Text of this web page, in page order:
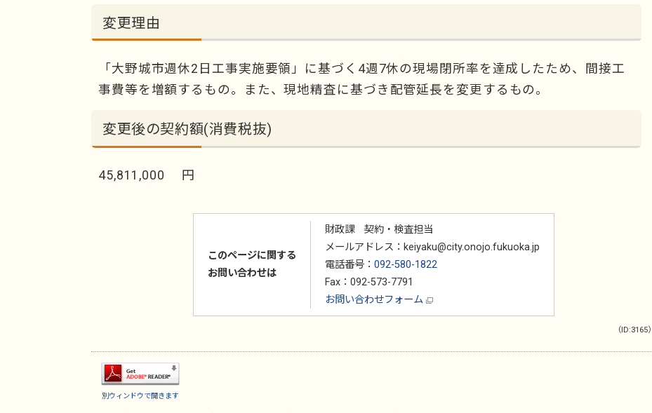
変更理由
「大野城市週休2日工事実施要領」に基づく4週7休の現場閉所率を達成したため、間接工
事費等を増額するもの。また、現地精査に基づき配管延長を変更するもの。
変更後の契約額(消費税抜)
45,811,000 円
このページに関する
お問い合わせは
財政課 契約・検査担当
メールアドレス：keiyaku@city.onojo.fukuoka.jp
電話番号： 092-580-1822
Fax：092-573-7791
お問い合わせフォーム
（ID:3165）
別ウィンドウで開きます